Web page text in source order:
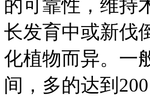
的可靠性，维持
长发育中或新伐
化植物而异。一
间，多的达到